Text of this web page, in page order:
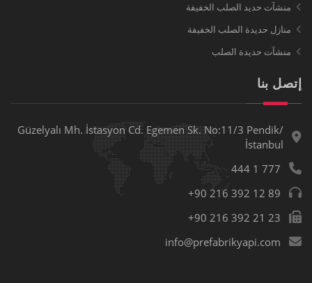
منشآت حديد الصلب الخفيفة
منازل حديدة الصلب الخفيفة
منشآت حديدة الصلب
إتصل بنا
Güzelyalı Mh. İstasyon Cd. Egemen Sk. No:11/3 Pendik/
İstanbul
444 1 777
+90 216 392 12 89
+90 216 392 21 23
info@prefabrikyapi.com